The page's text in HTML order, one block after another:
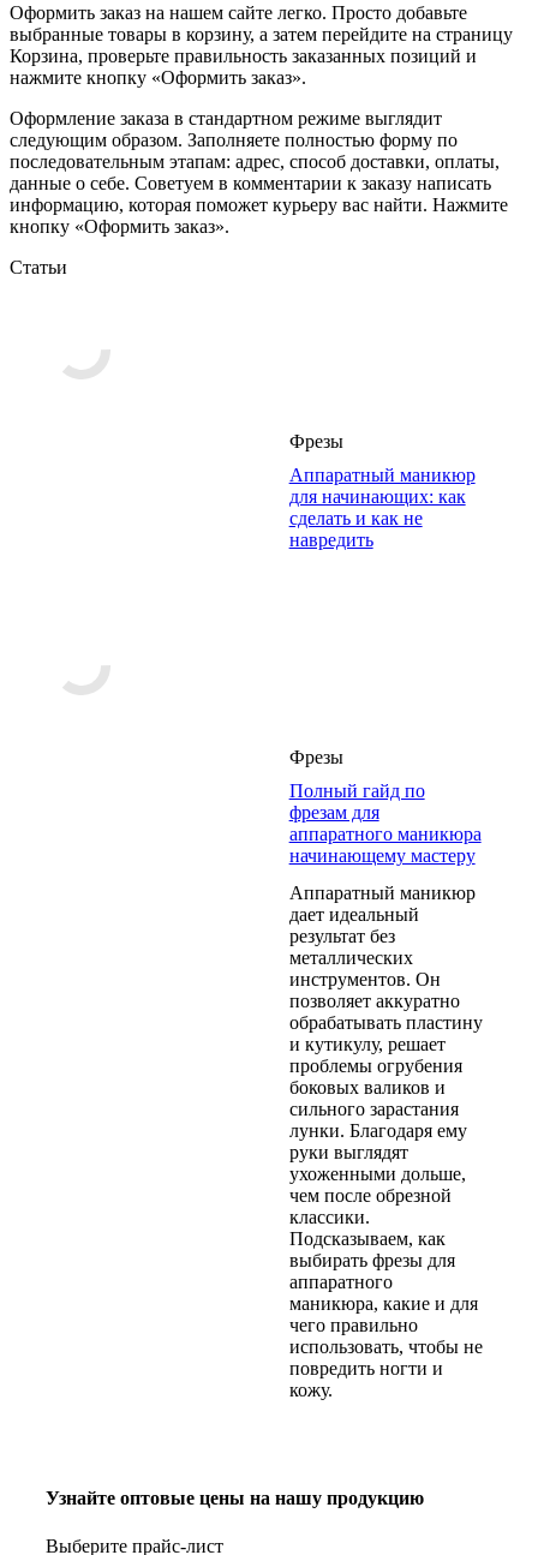
Оформить заказ на нашем сайте легко. Просто добавьте
выбранные товары в корзину, а затем перейдите на страницу
Корзина, проверьте правильность заказанных позиций и
нажмите кнопку «Оформить заказ».
Оформление заказа в стандартном режиме выглядит
следующим образом. Заполняете полностью форму по
последовательным этапам: адрес, способ доставки, оплаты,
данные о себе. Советуем в комментарии к заказу написать
информацию, которая поможет курьеру вас найти. Нажмите
кнопку «Оформить заказ».
Статьи
Фрезы
Аппаратный маникюр
для начинающих: как
сделать и как не
навредить
Фрезы
Полный гайд по
фрезам для
аппаратного маникюра
начинающему мастеру
Аппаратный маникюр
дает идеальный
результат без
металлических
инструментов. Он
позволяет аккуратно
обрабатывать пластину
и кутикулу, решает
проблемы огрубения
боковых валиков и
сильного зарастания
лунки. Благодаря ему
руки выглядят
ухоженными дольше,
чем после обрезной
классики.
Подсказываем, как
выбирать фрезы для
аппаратного
маникюра, какие и для
чего правильно
использовать, чтобы не
повредить ногти и
кожу.
Узнайте оптовые цены на нашу продукцию
Выберите прайс-лист